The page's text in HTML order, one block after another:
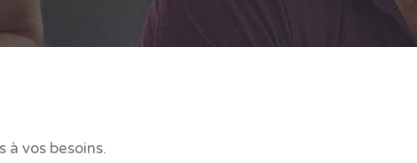
vos besoins.